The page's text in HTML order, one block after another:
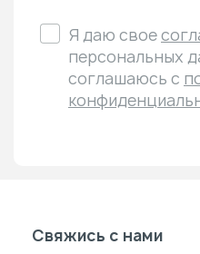
Я даю свое
персональных
соглашаюсь с
Свяжись с нами